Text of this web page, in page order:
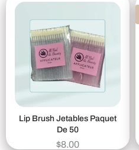
Lip Brush Jetables Paquet
De 50
$8.00